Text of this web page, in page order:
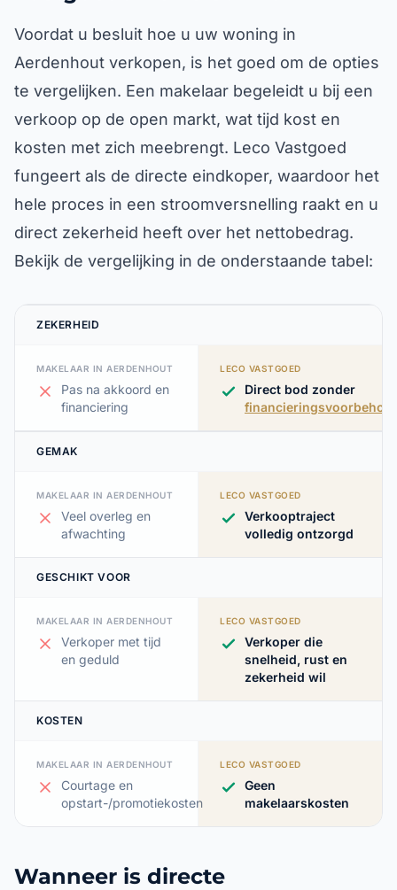
Voordat u besluit hoe u uw woning in
Aerdenhout verkopen, is het goed om de opties
te vergelijken. Een makelaar begeleidt u bij een
verkoop op de open markt, wat tijd kost en
kosten met zich meebrengt. Leco Vastgoed
fungeert als de directe eindkoper, waardoor het
hele proces in een stroomversnelling raakt en u
direct zekerheid heeft over het nettobedrag.
Bekijk de vergelijking in de onderstaande tabel:
ZEKERHEID
MAKELAAR IN AERDENHOUT
Pas na akkoord en
financiering
LECO VASTGOED
Direct bod zonder
GEMAK
MAKELAAR IN AERDENHOUT
Veel overleg en
afwachting
LECO VASTGOED
Verkooptraject
volledig ontzorgd
GESCHIKT VOOR
MAKELAAR IN AERDENHOUT
Verkoper met tijd
en geduld
LECO VASTGOED
Verkoper die
snelheid, rust en
zekerheid wil
KOSTEN
MAKELAAR IN AERDENHOUT
Courtage en
opstart-/promotiekosten
LECO VASTGOED
Geen
makelaarskosten
Wanneer is directe